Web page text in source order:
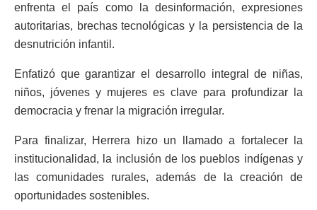
enfrenta el país como la desinformación, expresiones
autoritarias, brechas tecnológicas y la persistencia de la
desnutrición infantil.
Enfatizó que garantizar el desarrollo integral de niñas,
niños, jóvenes y mujeres es clave para profundizar la
democracia y frenar la migración irregular.
Para finalizar, Herrera hizo un llamado a fortalecer la
institucionalidad, la inclusión de los pueblos indígenas y
las comunidades rurales, además de la creación de
oportunidades sostenibles.